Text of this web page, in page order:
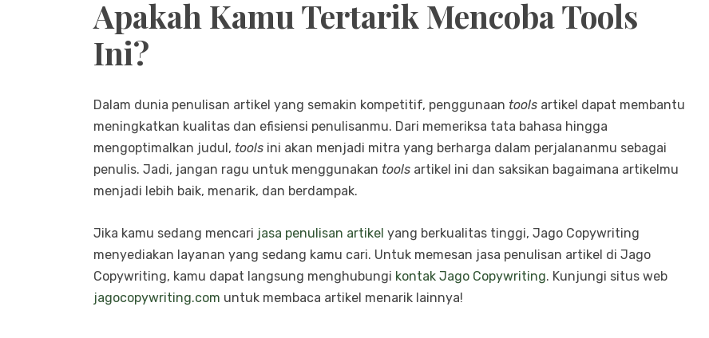
Apakah Kamu Tertarik Mencoba Tools
Ini?
Dalam dunia penulisan artikel yang semakin kompetitif, penggunaan tools artikel dapat membantu
meningkatkan kualitas dan efisiensi penulisanmu. Dari memeriksa tata bahasa hingga
mengoptimalkan judul, tools ini akan menjadi mitra yang berharga dalam perjalananmu sebagai
penulis. Jadi, jangan ragu untuk menggunakan tools artikel ini dan saksikan bagaimana artikelmu
menjadi lebih baik, menarik, dan berdampak.
Jika kamu sedang mencari jasa penulisan artikel yang berkualitas tinggi, Jago Copywriting
menyediakan layanan yang sedang kamu cari. Untuk memesan jasa penulisan artikel di Jago
Copywriting, kamu dapat langsung menghubungi kontak Jago Copywriting. Kunjungi situs web
jagocopywriting.com untuk membaca artikel menarik lainnya!